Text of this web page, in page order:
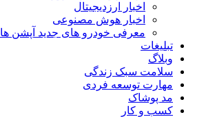
اخبار ارزدیجیتال
اخبار هوش مصنوعی
معرفی خودرو های جدید آپشن‌
تبلیغات
وبلاگ
سلامت سبک زندگی
مهارت توسعه فردی
مد پوشاک
کسب و کار